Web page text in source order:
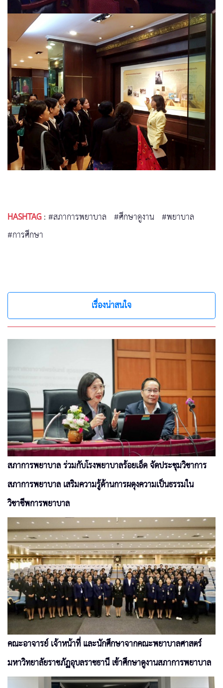
HASHTAG:#สภาการพยาบาล #ศึกษาดูงาน #พยาบาล
#การศึกษา
เรื่องน่าสนใจ
สภาการพยาบาล ร่วมกับโรงพยาบาลร้อยเอ็ด จัดประชุมวิชาการ
สภาการพยาบาล เสริมความรู้ด้านการผดุงความเป็นธรรมใน
วิชาชีพการพยาบาล
คณะอาจารย์ เจ้าหน้าที่ และนักศึกษาจากคณะพยาบาลศาสตร์
มหาวิทยาลัยราชภัฏอุบลราชธานี เข้าศึกษาดูงานสภาการพยาบาล